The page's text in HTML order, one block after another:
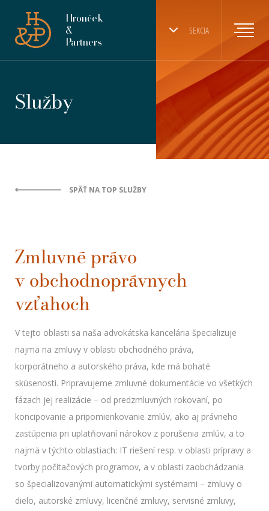
SEKCIA
Hronček
&
Partners
Služby
SPÄŤ NA TOP SLUŽBY
Zmluvné právo
v obchodnoprávnych
vzťahoch
V tejto oblasti sa naša advokátska kancelária špecializuje
najmä na zmluvy v oblasti obchodného práva,
korporátneho a autorského práva, kde má bohaté
skúsenosti. Pripravujeme zmluvné dokumentácie vo všetkých
fázach jej realizácie – od predzmluvných rokovaní, po
koncipovanie a pripomienkovanie zmlúv, ako aj právneho
zastúpenia pri uplatňovaní nárokov z porušenia zmlúv, a to
najmä v týchto oblastiach: IT riešení resp. v oblasti prípravy a
tvorby počítačových programov, a v oblasti zaobchádzania
so špecializovanými automatickými systémami – zmluvy o
dielo, autorské zmluvy, licenčné zmluvy, servisné zmluvy,